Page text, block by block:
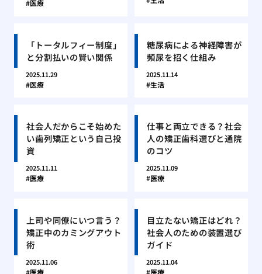
医療
「トータルフィー制度」
と分割払いの賢い関係
2025.11.29
医療
糖尿病による神経障害が
頻尿を招く仕組み
2025.11.14
生活
社会人だからこそ始めた
い歯列矯正という自己投
資
2025.11.11
医療
仕事と両立できる？社会
人の矯正歯科選びと通院
のコツ
2025.11.09
医療
上司や同僚にいつ言う？
矯正中のカミングアウト
術
2025.11.06
医療
目立たない矯正はどれ？
社会人のための装置選び
ガイド
2025.11.04
医療